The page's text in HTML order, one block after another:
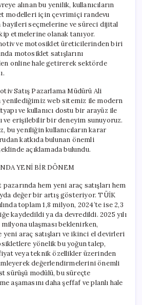
alınan bu yenilik, kullanıcıların
modelleri için çevrimiçi randevu
bayileri seçmelerine ve süreci dijital
etmelerine olanak tanıyor.
ve motosiklet üreticilerinden biri
motosiklet satışlarını
online hale getirerek sektörde
Satış Pazarlama Müdürü Ali
yenilediğimiz web sitemiz ile modern
ve kullanıcı dostu bir arayüz ile
ve erişilebilir bir deneyim sunuyoruz.
bu yeniliğin kullanıcıların karar
katkıda bulunan önemli
açıklamada bulundu.
YENİ BİR DÖNEM
hem yeni araç satışları hem
değer bir artış gösteriyor. TÜİK
toplam 1,8 milyon, 2024’te ise 2,3
kaydedildi ya da devredildi. 2025 yılı
ulaşması beklenirken,
yeni araç satışları ve ikinci el devirleri
yönelik bu yoğun talep,
fiyat veya teknik özellikler üzerinden
değerlendirmelerini önemli
sürüşü modülü, bu süreçte
aşamasını daha şeffaf ve planlı hale